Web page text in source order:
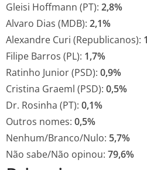
Gleisi Hoffmann (PT): 2,8%
Alvaro Dias (MDB): 2,1%
Alexandre Curi (Republicanos):
Filipe Barros (PL): 1,7%
Ratinho Junior (PSD): 0,9%
Cristina Graeml (PSD): 0,5%
Dr. Rosinha (PT): 0,1%
Outros nomes: 0,5%
Nenhum/Branco/Nulo: 5,7%
Não sabe/Não opinou: 79,6%